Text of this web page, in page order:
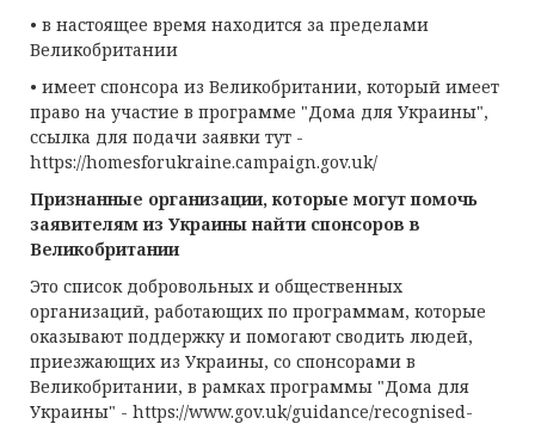
• в настоящее время находится за пределами
Великобритании
• имеет спонсора из Великобритании, который имеет
право на участие в программе "Дома для Украины",
ссылка для подачи заявки тут -
https://homesforukraine.campaign.gov.uk/
Признанные организации, которые могут помочь
заявителямиз Украины найти спонсоров в
Великобритании
Это список добровольных и общественных
организаций, работающих по программам, которые
оказывают поддержку и помогают сводить людей,
приезжающих из Украины, со спонсорами в
Великобритании, в рамках программы "Дома для
Украины" - https://www.gov.uk/guidance/recognised-